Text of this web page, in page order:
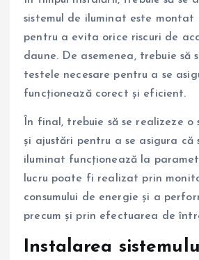
sistemul de iluminat este montat
pentru a evita orice riscuri de
daune. De asemenea, trebuie să
testele necesare pentru a se
funcționează corect și eficient.
În final, trebuie să se realizeze
și ajustări pentru a se asigura că
iluminat funcționează la
lucru poate fi realizat prin
consumului de energie și a
precum și prin efectuarea de
Instalarea